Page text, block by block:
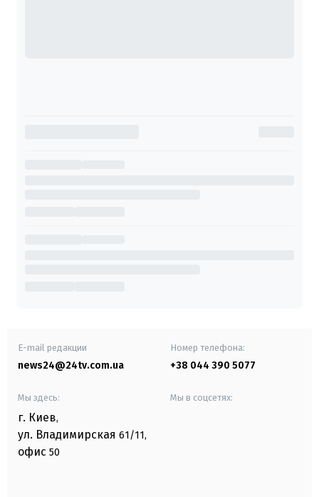
E-mail редакции
news24@24tv.com.ua
Номер телефона:
+38 044 390 5077
Мы здесь:
г. Киев,
ул. Владимирская 61/11,
офис 50
Мы в соцсетях: